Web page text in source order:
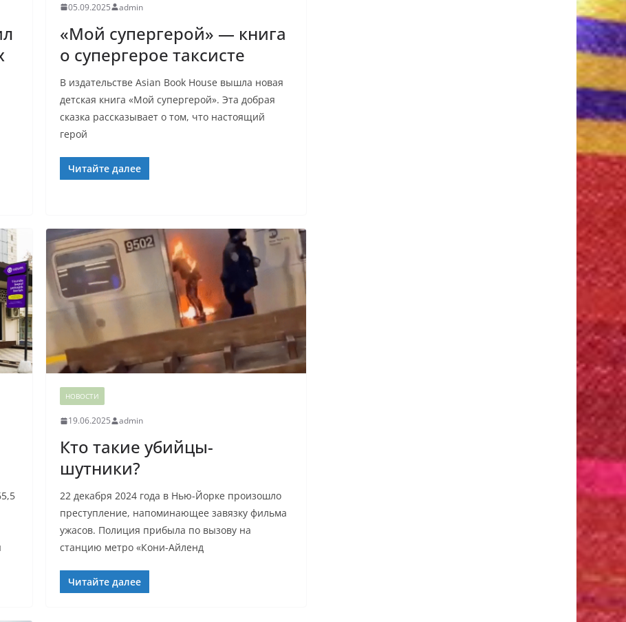
05.09.2025 admin
«Мой супергерой» — книга
о супергерое таксисте
В издательстве Asian Book House вышла новая
детская книга «Мой супергерой». Эта добрая
сказка рассказывает о том, что настоящий
герой
Читайте далее
НОВОСТИ
19.06.2025 admin
Кто такие убийцы-
шутники?
22 декабря 2024 года в Нью-Йорке произошло
преступление, напоминающее завязку фильма
ужасов. Полиция прибыла по вызову на
станцию метро «Кони-Айленд
Читайте далее